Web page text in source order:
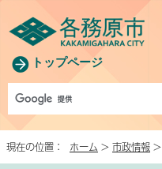
トップページ
現在の位置： ホーム > 市政情報 >